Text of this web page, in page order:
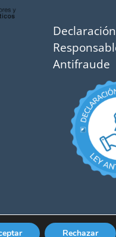
Declaración
Antifraude
Rechazar